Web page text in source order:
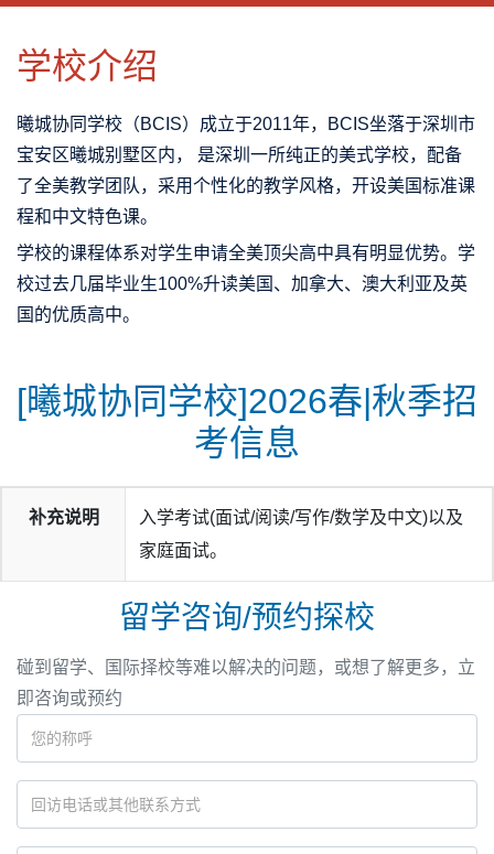
学校介绍
曦城协同学校（BCIS）成立于2011年，BCIS坐落于深圳市
宝安区曦城别墅区内， 是深圳一所纯正的美式学校，配备
了全美教学团队，采用个性化的教学风格，开设美国标准课
程和中文特色课。
学校的课程体系对学生申请全美顶尖高中具有明显优势。学
校过去几届毕业生100%升读美国、加拿大、澳大利亚及英
国的优质高中。
[曦城协同学校]2026春|秋季招
考信息
补充说明
入学考试(面试/阅读/写作/数学及中文)以及
家庭面试。
留学咨询/预约探校
碰到留学、国际择校等难以解决的问题，或想了解更多，立
即咨询或预约